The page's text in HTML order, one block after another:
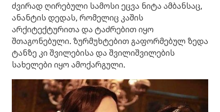
ძვირად ღირებული სამოსი ეცვა ნიტა ამბანსაც,
ანანტის დედას, რომელიც კაშის
არქიტექტურითა და ტაძრებით იყო
შთაგონებული. ზურმუხტებით გაფორმებულ ზედა
ტანზე კი შვილებისა და შვილიშვილების
სახელები იყო ამოქარგული.